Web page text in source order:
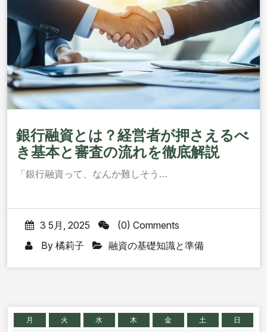
銀行融資とは？経営者が押さえるべ
き基本と審査の流れを徹底解説
「銀行融資って、なんか難しそう…
3 5月, 2025
(0) Comments
By 橘莉子 融資の基礎知識と準備
月 火 水 木 金 土
日